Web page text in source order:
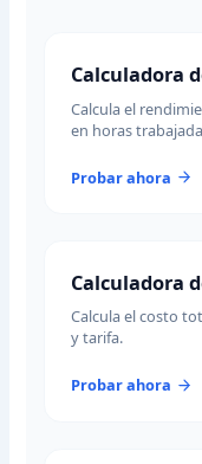
Calculadora
Calcula el
en horas
Probar ahora
Calculadora
Calcula el costo
y tarifa.
Probar ahora